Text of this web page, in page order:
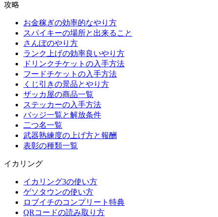
攻略
お金稼ぎの効率的なやり方
スパイキーの場所と出来ること
さんぽのやり方
ランク上げの効率良いやり方
ドリンクチケットの入手方法
フードチケットの入手方法
くじ引きの景品とやり方
ザッカ屋の商品一覧
ステッカーの入手方法
バッジ一覧と解放条件
二つ名一覧
武器熟練度の上げ方と報酬
表彰の種類一覧
イカリング
イカリング3の使い方
ゲソタウンの使い方
ロブイチのコンプリート特典
QRコードの読み取り方